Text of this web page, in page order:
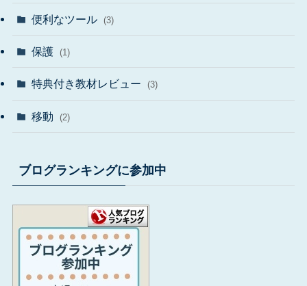
便利なツール (3)
保護 (1)
特典付き教材レビュー (3)
移動 (2)
ブログランキングに参加中